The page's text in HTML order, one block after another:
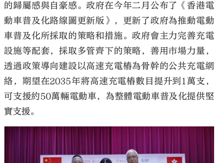
的歸屬感與自豪感。政府在今年二月公布了《香港電
動車普及化路線圖更新版》，更新了政府為推動電動
車普及化所採取的策略和措施。政府會主力完善充電
設施等配套，採取多管齊下的策略，善用市場力量，
透過政策導向建設以高速充電樁為骨幹的公共充電網
絡，期望在2035年將高速充電樁數目提升到1萬支，
可支援約50萬輛電動車，為整體電動車普及化提供堅
實支援。